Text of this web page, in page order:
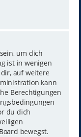
um dich
ist in wenigen
auf weitere
kann
Berechtigungen
du dich
bewegst.